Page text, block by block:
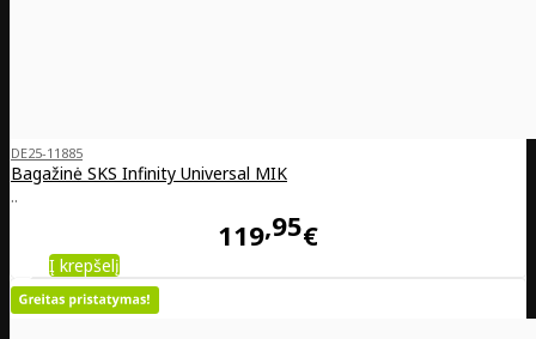
DE25-11885
Bagažinė SKS Infinity Universal MIK
..
119 95€
Į krepšelį